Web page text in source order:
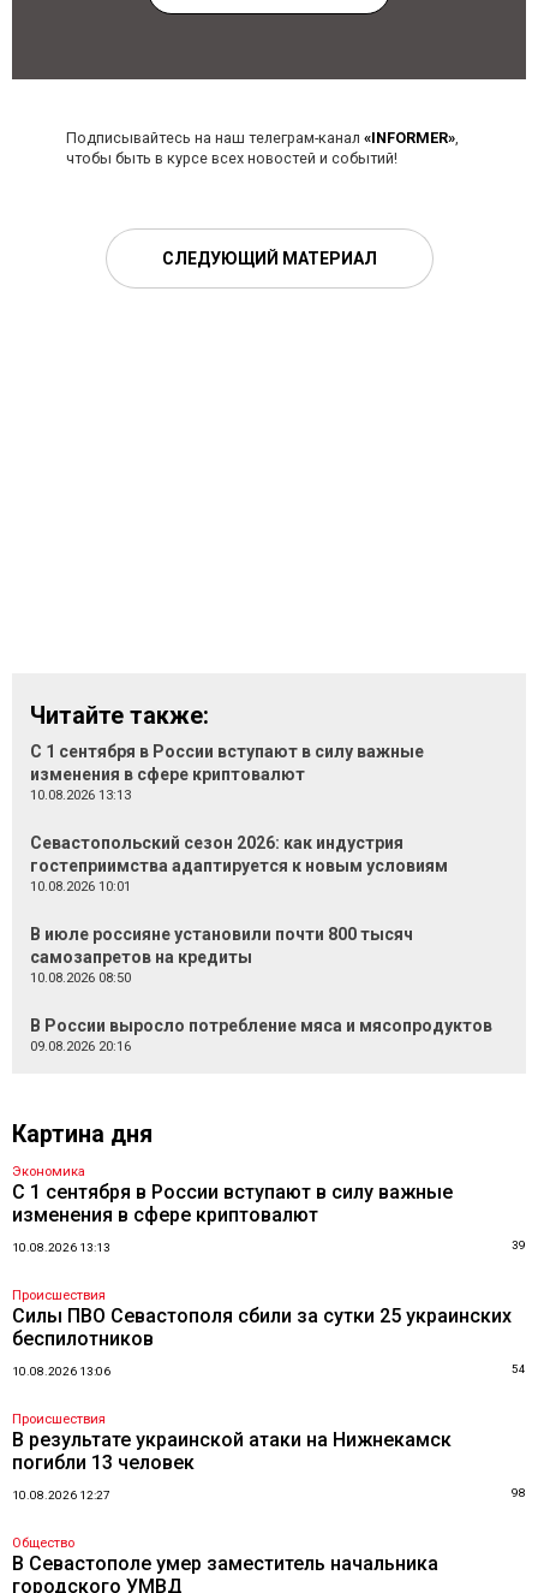
Подписывайтесь на наш телеграм-канал «INFORMER»,
чтобы быть в курсе всех новостей и событий!
СЛЕДУЮЩИЙ МАТЕРИАЛ
Читайте также:
С 1 сентября в России вступают в силу важные
изменения в сфере криптовалют
10.08.2026 13:13
Севастопольский сезон 2026: как индустрия
гостеприимства адаптируется к новым условиям
10.08.2026 10:01
В июле россияне установили почти 800 тысяч
самозапретов на кредиты
10.08.2026 08:50
В России выросло потребление мяса и мясопродуктов
09.08.2026 20:16
Картина дня
Экономика
С 1 сентября в России вступают в силу важные
изменения в сфере криптовалют
10.08.2026 13:13 39
Происшествия
Силы ПВО Севастополя сбили за сутки 25 украинских
беспилотников
10.08.2026 13:06 54
Происшествия
В результате украинской атаки на Нижнекамск
погибли 13 человек
10.08.2026 12:27 98
Общество
В Севастополе умер заместитель начальника
городского УМВД